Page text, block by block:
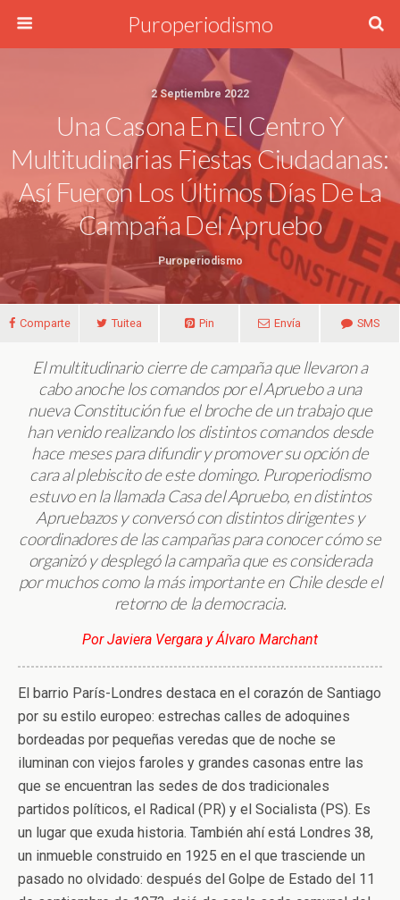
Puroperiodismo
2 Septiembre 2022
Una Casona En El Centro Y
Multitudinarias Fiestas Ciudadanas:
Así Fueron Los Últimos Días De La
Campaña Del Apruebo
Puroperiodismo
Comparte Tuitea Pin Envía SMS
El multitudinario cierre de campaña que llevaron a
cabo anoche los comandos por el Apruebo a una
nueva Constitución fue el broche de un trabajo que
han venido realizando los distintos comandos desde
hace meses para difundir y promover su opción de
cara al plebiscito de este domingo. Puroperiodismo
estuvo en la llamada Casa del Apruebo, en distintos
Apruebazos y conversó con distintos dirigentes y
coordinadores de las campañas para conocer cómo se
organizó y desplegó la campaña que es considerada
por muchos como la más importante en Chile desde el
retorno de la democracia.
Por Javiera Vergara y Álvaro Marchant
El barrio París-Londres destaca en el corazón de Santiago
por su estilo europeo: estrechas calles de adoquines
bordeadas por pequeñas veredas que de noche se
iluminan con viejos faroles y grandes casonas entre las
que se encuentran las sedes de dos tradicionales
partidos políticos, el Radical (PR) y el Socialista (PS). Es
un lugar que exuda historia. También ahí está Londres 38,
un inmueble construido en 1925 en el que trasciende un
pasado no olvidado: después del Golpe de Estado del 11